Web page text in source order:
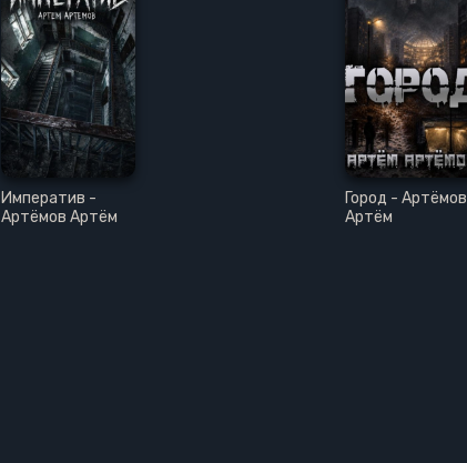
Императив -
Артёмов Артём
Город - Артёмов
Артём